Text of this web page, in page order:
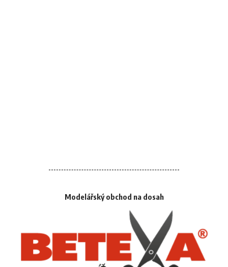
Modelářský obchod na dosah